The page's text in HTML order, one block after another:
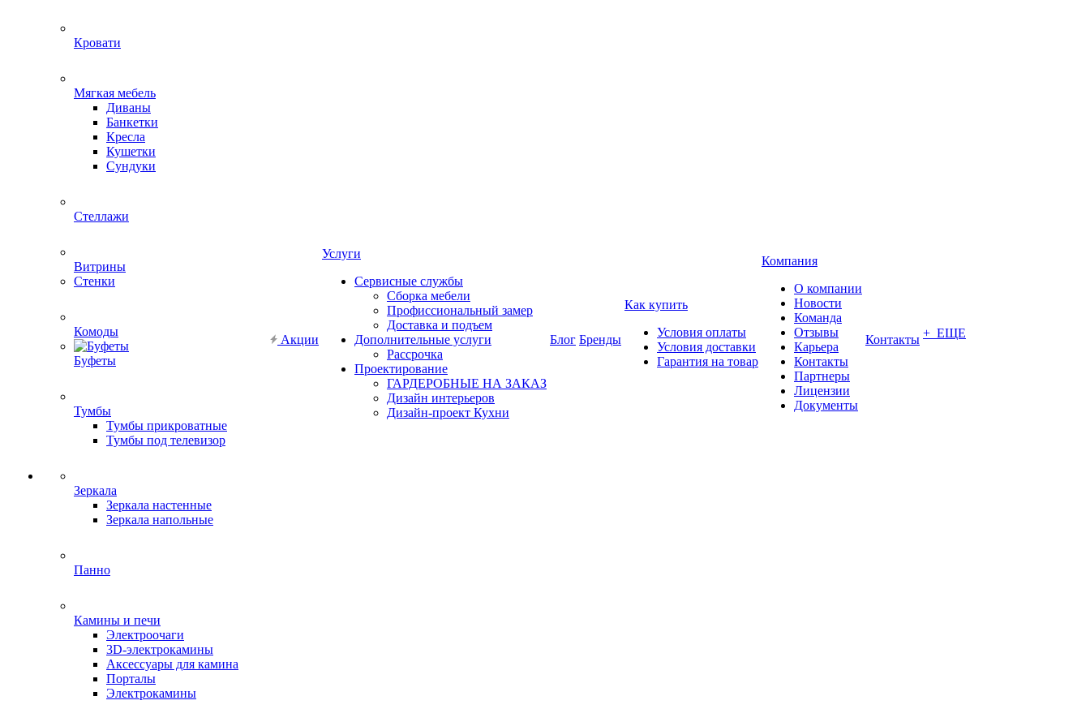
Кровати
Мягкая мебель
Диваны
Банкетки
Кресла
Кушетки
Сундуки
Стеллажи
Витрины
Стенки
Комоды
Буфеты
Тумбы
Тумбы прикроватные
Тумбы под телевизор
Зеркала
Зеркала настенные
Зеркала напольные
Панно
Камины и печи
Электроочаги
3D-электрокамины
Аксессуары для камина
Порталы
Электрокамины
Акции
Услуги
Сервисные службы
Сборка мебели
Профиссиональный замер
Доставка и подъем
Дополнительные услуги
Рассрочка
Проектирование
ГАРДЕРОБНЫЕ НА ЗАКАЗ
Дизайн интерьеров
Дизайн-проект Кухни
Блог Бренды
Как купить
Условия оплаты
Условия доставки
Гарантия на товар
Компания
О компании
Новости
Команда
Отзывы
Карьера
Контакты
Партнеры
Лицензии
Документы
Контакты + ЕЩЕ